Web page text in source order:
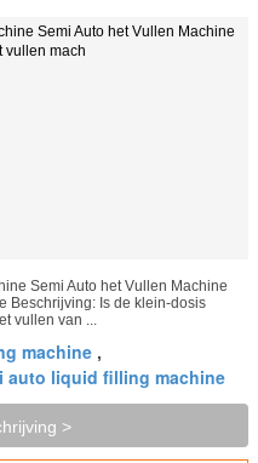
Semi Auto het Vullen Machine
vullen mach
Semi Auto het Vullen Machine
Beschrijving: Is de klein-dosis
vullen van ...
machine ,
auto liquid filling machine
>